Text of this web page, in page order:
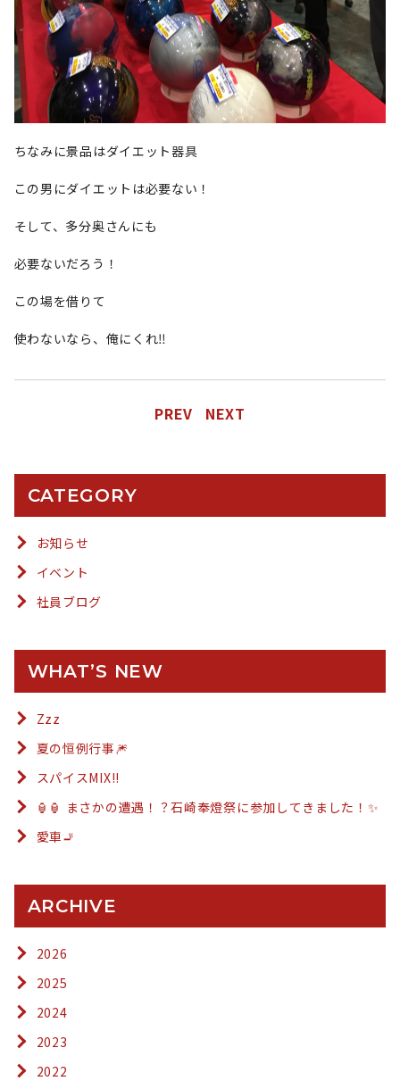
ちなみに景品はダイエット器具
この男にダイエットは必要ない！
そして、多分奥さんにも
必要ないだろう！
この場を借りて
使わないなら、俺にくれ‼️
PREV NEXT
CATEGORY
お知らせ
イベント
社員ブログ
WHAT’S NEW
Zzz
夏の恒例行事🎆
スパイスMIX!!
🏮🏮 まさかの遭遇！？石崎奉燈祭に参加してきました！✨
愛車🚬
ARCHIVE
2026
2025
2024
2023
2022